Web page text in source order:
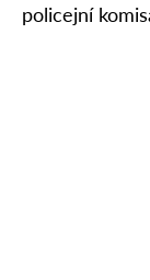
policejní